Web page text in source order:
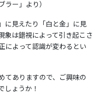
ー」より）
に見えたり「白と金」に見
象は錯視によって引き起こさ
によって認識が変わるとい
てありますので、ご興味の
しょうか！